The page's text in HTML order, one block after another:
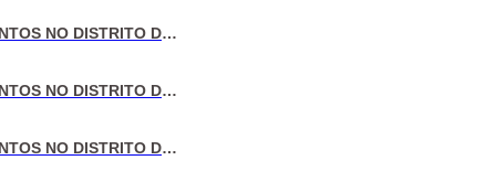
VENDA DE APARTAMENTOS NO DISTRITO DE AVEIRO
VENDA DE APARTAMENTOS NO DISTRITO DE COIMBRA
VENDA DE APARTAMENTOS NO DISTRITO DE LEIRIA